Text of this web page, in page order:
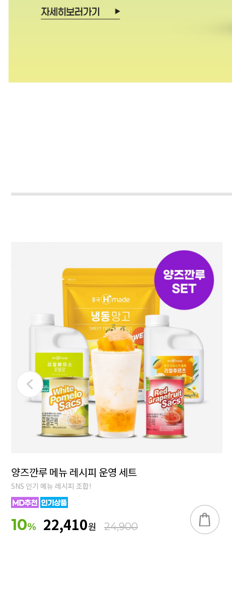
양즈깐루 메뉴 레시피 운영 세트
SNS 인기 메뉴 레시피 조합!
10% 22,410원 24,900